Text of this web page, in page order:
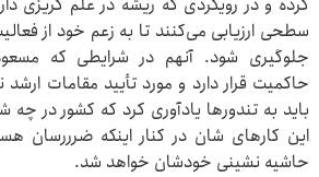
سطحی ارزیابی می‌کنند تا به زعم خود از
جلوگیری شود. آنهم در شرایطی که
حاکمیت قرار دارد و مورد تأیید مقامات
باید به تندورها یادآوری کرد که کشور در چه
این کارهای شان در کنار اینکه ضرررسان
حاشیه نشینی خودشان خواهد شد.